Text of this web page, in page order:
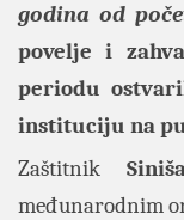
godina od
povelje i
periodu
instituciju na
Zaštitnik
međunarodnim